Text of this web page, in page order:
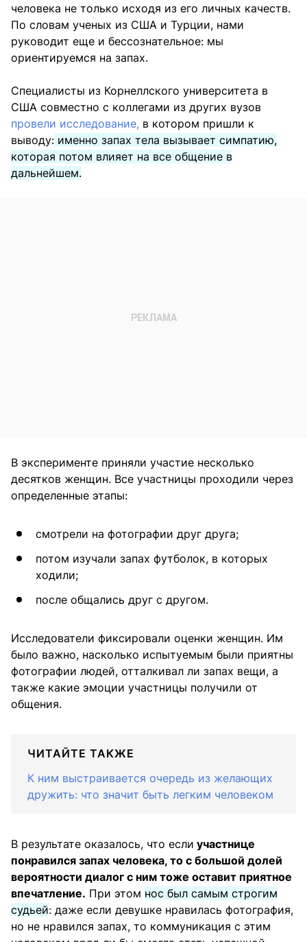
человека не только исходя из его личных качеств.
По словам ученых из США и Турции, нами
руководит еще и бессознательное: мы
ориентируемся на запах.
Специалисты из Корнеллского университета в
США совместно с коллегами из других вузов
провели исследование, в котором пришли к
выводу: именно запах тела вызывает симпатию,
которая потом влияет на все общение в
дальнейшем.
В эксперименте приняли участие несколько
десятков женщин. Все участницы проходили через
определенные этапы:
смотрели на фотографии друг друга;
потом изучали запах футболок, в которых
ходили;
после общались друг с другом.
Исследователи фиксировали оценки женщин. Им
было важно, насколько испытуемым были приятны
фотографии людей, отталкивал ли запах вещи, а
также какие эмоции участницы получили от
общения.
ЧИТАЙТЕ ТАКЖЕ
К ним выстраивается очередь из желающих
дружить: что значит быть легким человеком
В результате оказалось, что если участнице
понравился запах человека, то с большой долей
вероятности диалог с ним тоже оставит приятное
впечатление. При этом нос был самым строгим
судьей: даже если девушке нравилась фотография,
но не нравился запах, то коммуникация с этим